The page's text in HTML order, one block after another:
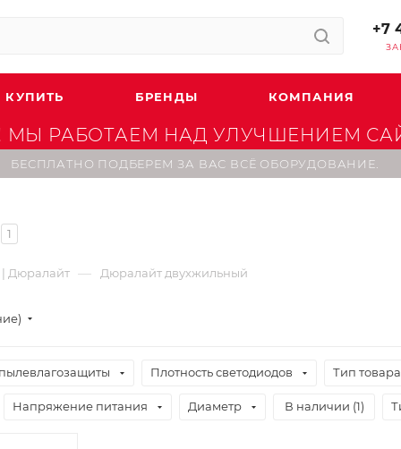
+7
КУПИТЬ БРЕНДЫ КОМПАНИЯ
РАБОТАЕМ НАД УЛУЧШЕНИЕМ
БЕСПЛАТНО ПОДБЕРЕМ ЗА ВАС ВСЁ ОБОРУДОВАНИЕ.
1
Дюралайт — Дюралайт двухжильный
Плотность светодиодов Тип товара
Напряжение питания Диаметр В наличии (1)